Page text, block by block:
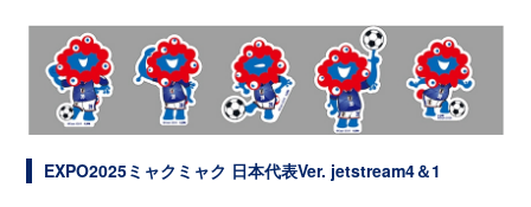
EXPO2025ミャクミャク 日本代表Ver. jetstream4＆1